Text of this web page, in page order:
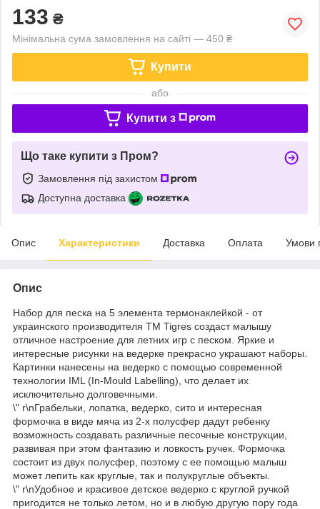
133 ₴
Мінімальна сума замовлення на сайті — 450 ₴
Купити
або
Купити з
Що таке купити з Пром?
Замовлення під захистом
Доступна доставка
Опис Характеристики Доставка Оплата Умови
Опис
Набор для песка на 5 элемента термонаклейкой - от
украинского производителя ТМ Tigres создаст малышу
отличное настроение для летних игр с песком. Яркие и
интересные рисунки на ведерке прекрасно украшают наборы.
Картинки нанесены на ведерко с помощью современной
технологии IML (In-Mould Labelling), что делает их
исключительно долговечными.
\" r\nГрабельки, лопатка, ведерко, сито и интересная
формочка в виде мяча из 2-х полусфер дадут ребенку
возможность создавать различные песочные конструкции,
развивая при этом фантазию и ловкость ручек. Формочка
состоит из двух полусфер, поэтому с ее помощью малыш
может лепить как круглые, так и полукруглые объекты.
\" r\nУдобное и красивое детское ведерко с круглой ручкой
пригодится не только летом, но и в любую другую пору года